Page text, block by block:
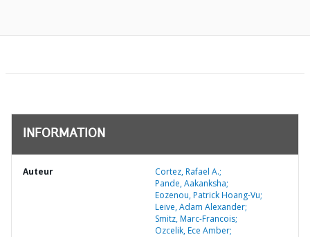
INFORMATION
Auteur
Cortez, Rafael A.;
Pande, Aakanksha;
Eozenou, Patrick Hoang-Vu;
Leive, Adam Alexander;
Smitz, Marc-Francois;
Ozcelik, Ece Amber;